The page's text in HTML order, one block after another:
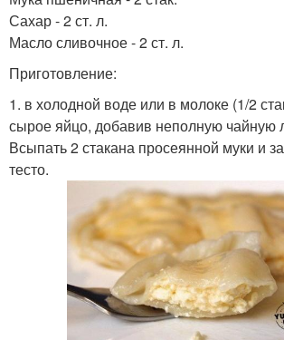
Сахар - 2 ст. л.
Масло сливочное - 2 ст. л.
Приготовление:
1. в холодной воде или в молоке (1/2
сырое яйцо, добавив неполную чайную
Всыпать 2 стакана просеянной муки и
тесто.